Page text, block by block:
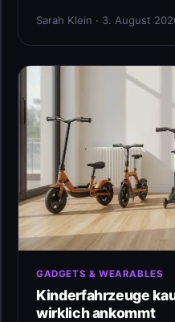
Sarah Klein · 3. August
GADGETS & WEARABLES
Kinderfahrzeuge
wirklich ankommt